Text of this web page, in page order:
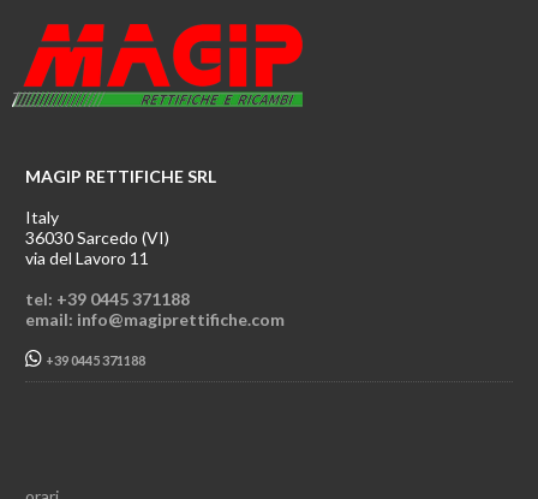
MAGIP RETTIFICHE SRL
Italy
36030 Sarcedo (VI)
via del Lavoro 11
tel: +39 0445 371188
email: info@magiprettifiche.com
+39 0445 371188